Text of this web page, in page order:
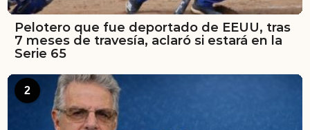
Pelotero que fue deportado de EEUU, tras
7 meses de travesía, aclaró si estará en la
Serie 65
2